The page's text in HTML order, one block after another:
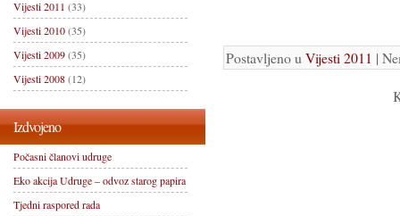
Postavljeno u Vijesti 2011 |
Vijesti 2011 (33)
Vijesti 2010(35)
Vijesti 2009(35)
Vijesti 2008(12)
Izdvojeno
Počasni članovi udruge
Eko akcija Udruge – odvoz starog papira
Tjedni raspored rada